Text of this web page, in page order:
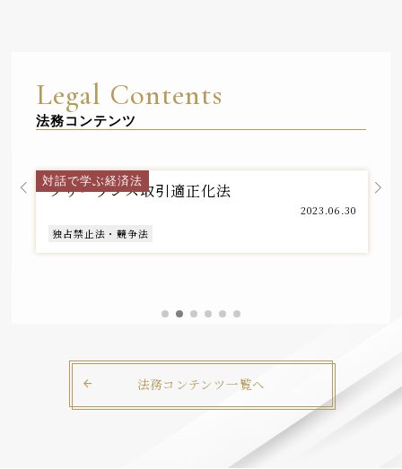
Legal Contents
法務コンテンツ
対話で学ぶ経済法
フリーランス取引適正化法
2023.06.30
独占禁止法・競争法
法務コンテンツ一覧へ